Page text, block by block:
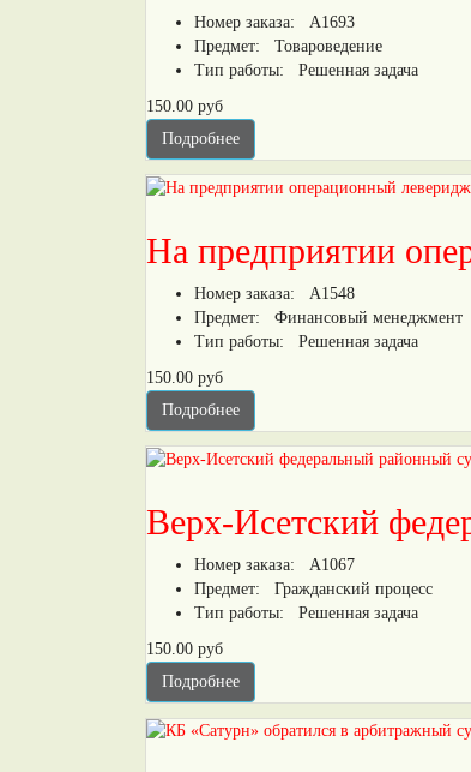
Номер заказа:
А1693
Предмет:
Товароведение
Тип работы:
Решенная задача
150.00 руб
Подробнее
На предприятии
Номер заказа:
А1548
Предмет:
Финансовый менеджмент
Тип работы:
Решенная задача
150.00 руб
Подробнее
Верх-Исетский
Номер заказа:
А1067
Предмет:
Гражданский процесс
Тип работы:
Решенная задача
150.00 руб
Подробнее